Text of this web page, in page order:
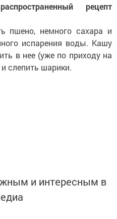
рецепт
пшено, немного сахара и
испарения воды. Кашу
в нее (уже по приходу на
слепить шарики.
и интересным в